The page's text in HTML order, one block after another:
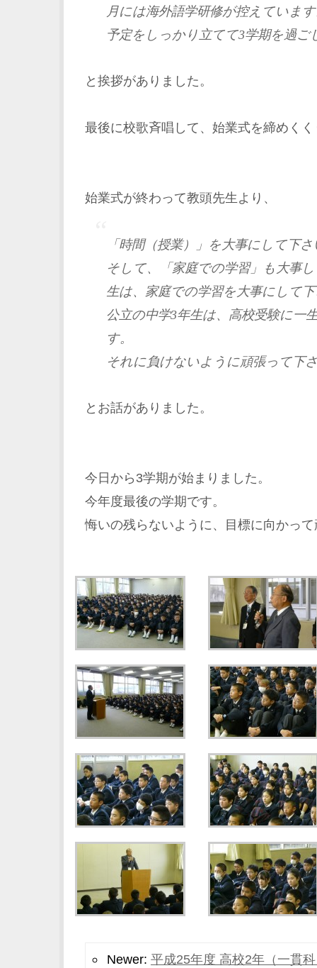
月には海外語学研修が控えていま
予定をしっかり立てて3学期を過ご
と挨拶がありました。
最後に校歌斉唱して、始業式を締めく
始業式が終わって教頭先生より、
「時間（授業）」を大事にして下
そして、「家庭での学習」も大事
生は、家庭での学習を大事にして
公立の中学3年生は、高校受験に一
す。
それに負けないように頑張って下
とお話がありました。
今日から3学期が始まりました。
今年度最後の学期です。
悔いの残らないように、目標に向かっ
Newer: 平成25年度 高校2年（一貫